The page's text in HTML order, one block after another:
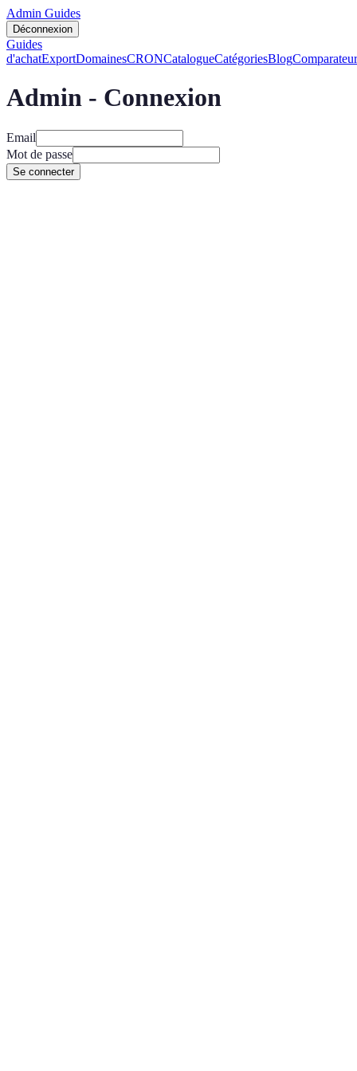
Admin Guides
Déconnexion
Guides
d'achatExportDomainesCRONCatalogueCatégoriesBlog
Admin - Connexion
Email
Mot de passe
Se connecter